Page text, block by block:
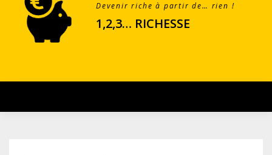
Devenir riche à partir de… rien !
1,2,3… RICHESSE